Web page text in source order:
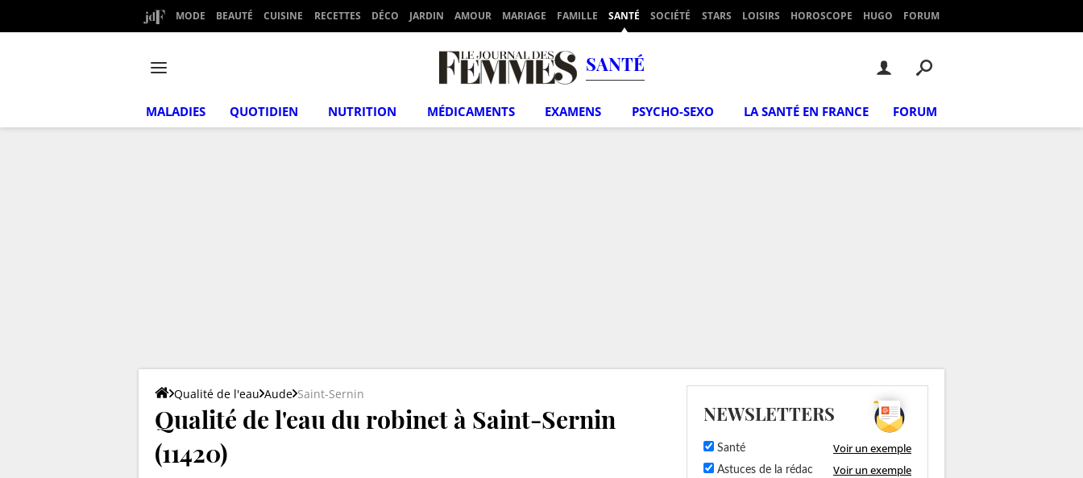
MODE BEAUTÉ CUISINE RECETTES DÉCO JARDIN AMOUR MARIAGE FAMILLE SANTÉ SOCIÉTÉ STARS LOISIRS HOROSCOPE HUGO FORUM
SANTÉ
MALADIES QUOTIDIEN NUTRITION MÉDICAMENTS EXAMENS PSYCHO-SEXO LA SANTÉ EN FRANCE FORUM
Qualité de l'eau Aude Saint-Sernin
Qualité de l'eau du robinet à Saint-Sernin
(11420)
NEWSLETTERS
Santé Voir un exemple
Astuces de la rédac Voir un exemple